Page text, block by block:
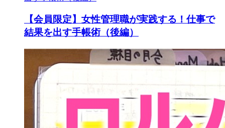
【会員限定】女性管理職が実践する！仕事で
結果を出す手帳術（後編）